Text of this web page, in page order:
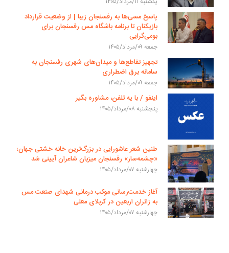
پاسخ مسی‌ها به رفسنجان زیبا | از وضعیت قرارداد
بازیکنان تا برنامه باشگاه مس رفسنجان برای
بومی‌گرایی
جمعه ۰۹/مرداد/۱۴۰۵
تجهیز تقاطع‌ها و میدان‌های شهری رفسنجان به
سامانه برق اضطراری
جمعه ۰۹/مرداد/۱۴۰۵
اینفو / با یه تلفن، مشاوره بگیر
پنجشنبه ۰۸/مرداد/۱۴۰۵
طنین شعر عاشورایی در بزرگ‌ترین خانه خشتی جهان؛
«چشمه‌سار» رفسنجان میزبان شاعران آیینی شد
چهارشنبه ۰۷/مرداد/۱۴۰۵
آغاز خدمت‌رسانی موکب درمانی شهدای صنعت مس
به زائران اربعین در کربلای معلی
چهارشنبه ۰۷/مرداد/۱۴۰۵